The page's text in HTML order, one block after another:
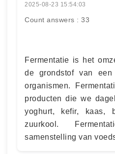
2025-08-23 15:54:03
Count answers : 33
Fermentatie is het
de grondstof van
organismen.
producten die we
yoghurt, kefir, kaas,
zuurkool.
samenstelling van